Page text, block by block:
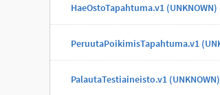
HaeOstoTapahtuma.v1 (UNKNOWN)
PalautaTestiaineisto.v1 (UNKNOWN)